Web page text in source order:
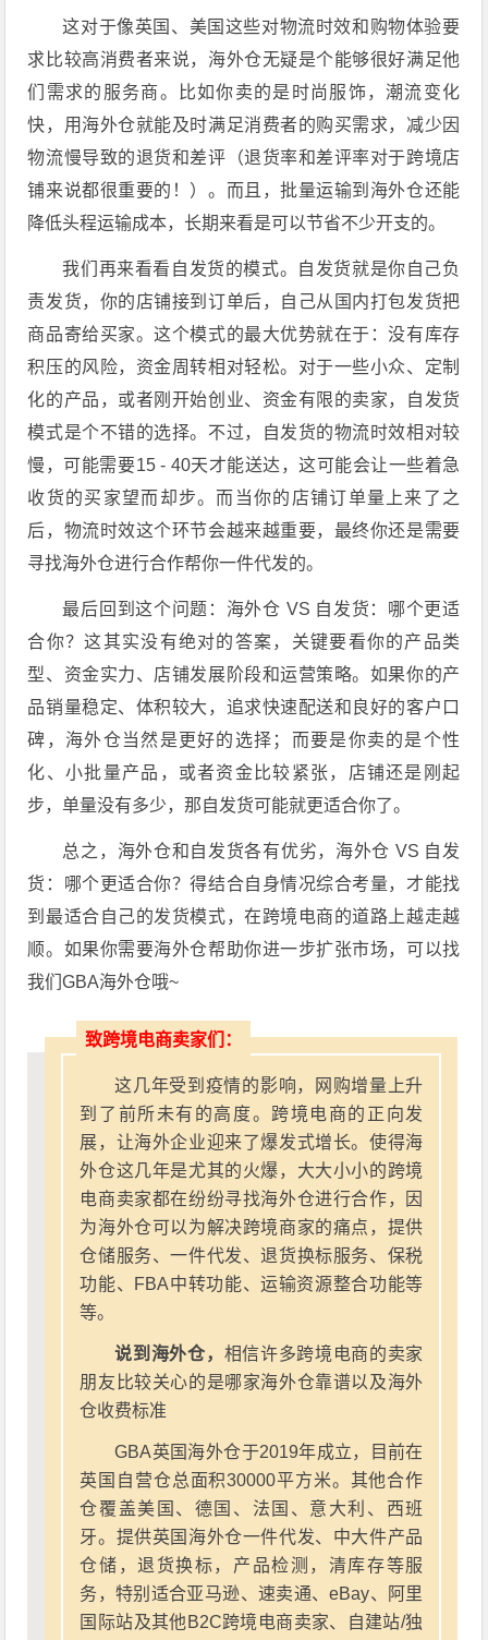
这对于像英国、美国这些对物流时效和购物体验要
求比较高消费者来说，海外仓无疑是个能够很好满足他
们需求的服务商。比如你卖的是时尚服饰，潮流变化
快，用海外仓就能及时满足消费者的购买需求，减少因
物流慢导致的退货和差评（退货率和差评率对于跨境店
铺来说都很重要的！）。而且，批量运输到海外仓还能
降低头程运输成本，长期来看是可以节省不少开支的。
我们再来看看自发货的模式。自发货就是你自己负
责发货，你的店铺接到订单后，自己从国内打包发货把
商品寄给买家。这个模式的最大优势就在于：没有库存
积压的风险，资金周转相对轻松。对于一些小众、定制
化的产品，或者刚开始创业、资金有限的卖家，自发货
模式是个不错的选择。不过，自发货的物流时效相对较
慢，可能需要15 - 40天才能送达，这可能会让一些着急
收货的买家望而却步。而当你的店铺订单量上来了之
后，物流时效这个环节会越来越重要，最终你还是需要
寻找海外仓进行合作帮你一件代发的。
最后回到这个问题：海外仓 VS 自发货：哪个更适
合你？这其实没有绝对的答案，关键要看你的产品类
型、资金实力、店铺发展阶段和运营策略。如果你的产
品销量稳定、体积较大，追求快速配送和良好的客户口
碑，海外仓当然是更好的选择；而要是你卖的是个性
化、小批量产品，或者资金比较紧张，店铺还是刚起
步，单量没有多少，那自发货可能就更适合你了。
总之，海外仓和自发货各有优劣，海外仓 VS 自发
货：哪个更适合你？得结合自身情况综合考量，才能找
到最适合自己的发货模式，在跨境电商的道路上越走越
顺。如果你需要海外仓帮助你进一步扩张市场，可以找
我们GBA海外仓哦~
致跨境电商卖家们：
这几年受到疫情的影响，网购增量上升
到了前所未有的高度。跨境电商的正向发
展，让海外企业迎来了爆发式增长。使得海
外仓这几年是尤其的火爆，大大小小的跨境
电商卖家都在纷纷寻找海外仓进行合作，因
为海外仓可以为解决跨境商家的痛点，提供
仓储服务、一件代发、退货换标服务、保税
功能、FBA中转功能、运输资源整合功能等
等。
说到海外仓， 相信许多跨境电商的卖家
朋友比较关心的是哪家海外仓靠谱以及海外
仓收费标准
GBA英国海外仓于2019年成立，目前在
英国自营仓总面积30000平方米。其他合作
仓覆盖美国、德国、法国、意大利、西班
牙。提供英国海外仓一件代发、中大件产品
仓储，退货换标，产品检测，清库存等服
务，特别适合亚马逊、速卖通、eBay、阿里
国际站及其他B2C跨境电商卖家、自建站/独